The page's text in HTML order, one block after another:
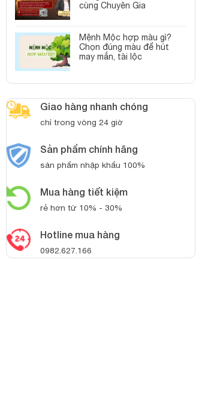
cùng Chuyên Gia
Mệnh Mộc hợp màu gì?
Chọn đúng màu để hút
may mắn, tài lộc
Giao hàng nhanh chóng
chỉ trong vòng 24 giờ
Sản phẩm chính hãng
sản phẩm nhập khẩu 100%
Mua hàng tiết kiệm
rẻ hơn từ 10% - 30%
Hotline mua hàng
0982.627.166